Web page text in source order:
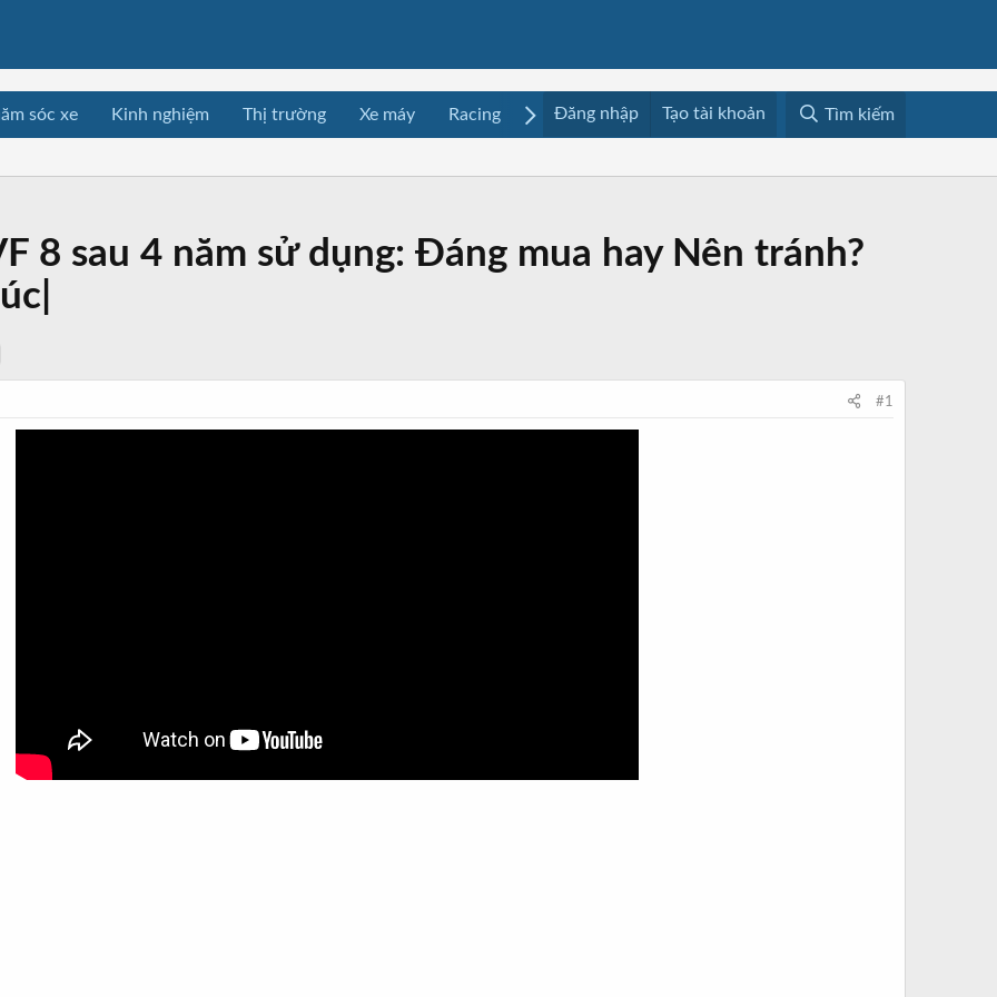
sóc xe Kinh nghiệm Thị trường Xe máy Racing Mua bán Media Resources
Đăng nhập Tạo tài khoản Tìm kiếm
8 sau 4 năm sử dụng: Đáng mua hay Nên tránh?
#1